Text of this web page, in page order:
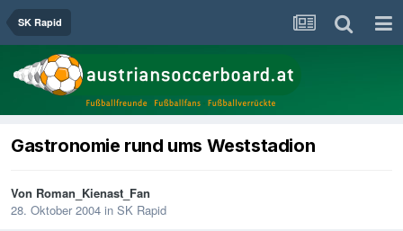
SK Rapid
Gastronomie rund ums Weststadion
Von Roman_Kienast_Fan
28. Oktober 2004 in SK Rapid